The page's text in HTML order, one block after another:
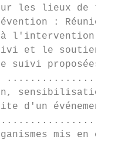
les lieux de
: Réunion
l'intervention :
et le soutien
de suivi
sensibilisation
d'un événement
organismes